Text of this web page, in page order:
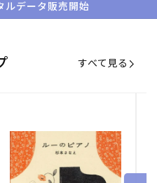
ルデータ販売開始
すべて見る